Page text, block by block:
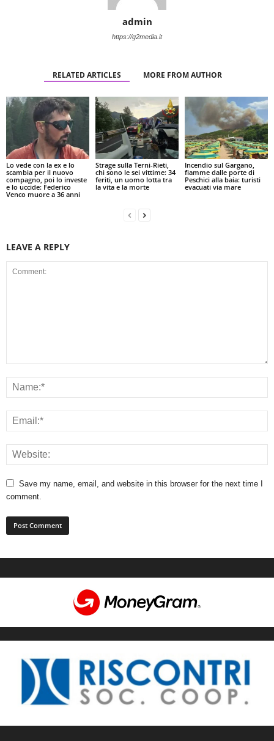
admin
https://g2media.it
RELATED ARTICLES MORE FROM AUTHOR
Lo vede con la ex e lo
scambia per il nuovo
compagno, poi lo investe
e lo uccide: Federico
Venco muore a 36 anni
Strage sulla Terni-Rieti,
chi sono le sei vittime: 34
feriti, un uomo lotta tra
la vita e la morte
Incendio sul Gargano,
fiamme dalle porte di
Peschici alla baia: turisti
evacuati via mare
LEAVE A REPLY
Save my name, email, and website in this browser for the next time I
comment.